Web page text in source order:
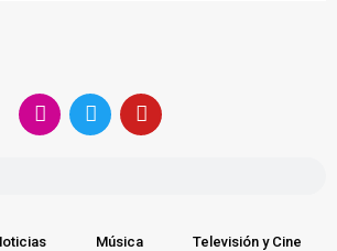
Música Televisión y Cine